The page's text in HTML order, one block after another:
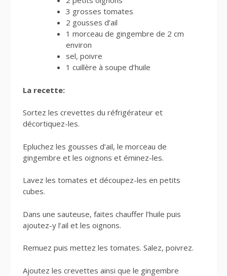
3 grosses tomates
2 gousses d’ail
1 morceau de gingembre de 2 cm
environ
sel, poivre
1 cuillère à soupe d’huile
La recette:
Sortez les crevettes du réfrigérateur et
décortiquez-les.
Epluchez les gousses d’ail, le morceau de
gingembre et les oignons et éminez-les.
Lavez les tomates et découpez-les en petits
cubes.
Dans une sauteuse, faites chauffer l’huile puis
ajoutez-y l’ail et les oignons.
Remuez puis mettez les tomates. Salez, poivrez.
Ajoutez les crevettes ainsi que le gingembre